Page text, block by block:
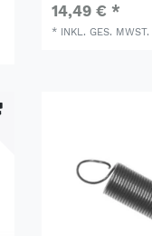
14,49 € *
* INKL. GES. MWST.